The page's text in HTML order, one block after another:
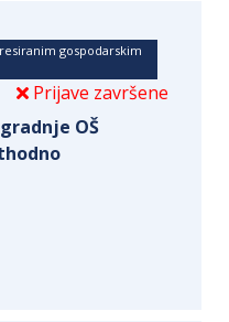
gospodarskim
Prijave završene
OŠ